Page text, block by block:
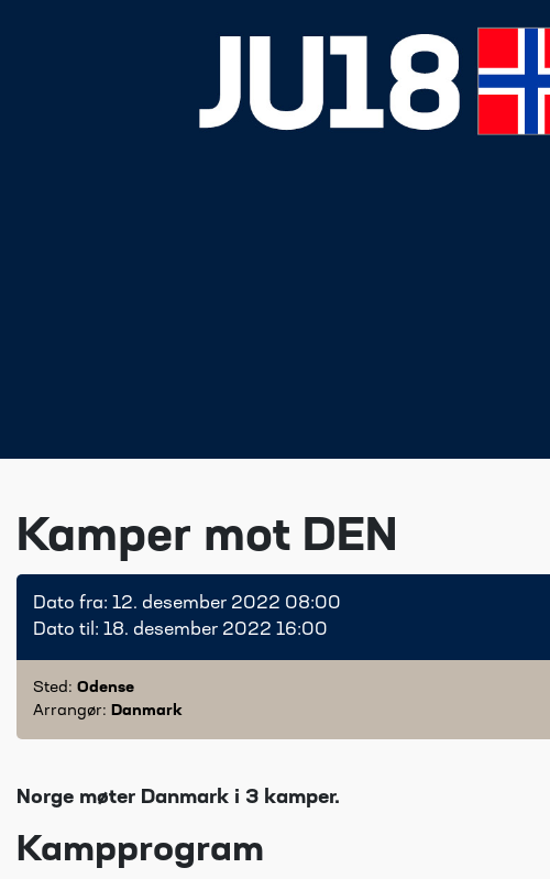
Kamper mot DEN
Dato fra: 12. desember 2022 08:00
Dato til: 18. desember 2022 16:00
Sted: Odense
Arrangør: Danmark
Norge møter Danmark i 3 kamper.
Kampprogram